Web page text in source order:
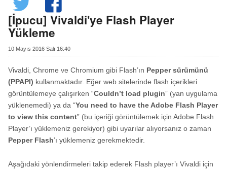
[İpucu] Vivaldi'ye Flash Player
Yükleme
10 Mayıs 2016 Salı 16:40
Vivaldi, Chrome ve Chromium gibi Flash’ın Pepper sürümünü
(PPAPI) kullanmaktadır. Eğer web sitelerinde flash içerikleri
görüntülemeye çalışırken “Couldn’t load plugin” (yan uygulama
yüklenemedi) ya da “You need to have the Adobe Flash Player
to view this content” (bu içeriği görüntülemek için Adobe Flash
Player’ı yüklemeniz gerekiyor) gibi uyarılar alıyorsanız o zaman
Pepper Flash’ı yüklemeniz gerekmektedir.
Aşağıdaki yönlendirmeleri takip ederek Flash player’ı Vivaldi için